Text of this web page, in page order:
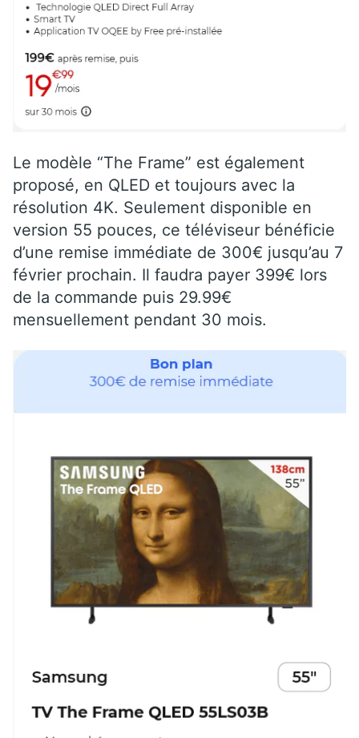
Le modèle “The Frame” est également
proposé, en QLED et toujours avec la
résolution 4K. Seulement disponible en
version 55 pouces, ce téléviseur bénéficie
d’une remise immédiate de 300€ jusqu’au 7
février prochain. Il faudra payer 399€ lors
de la commande puis 29.99€
mensuellement pendant 30 mois.